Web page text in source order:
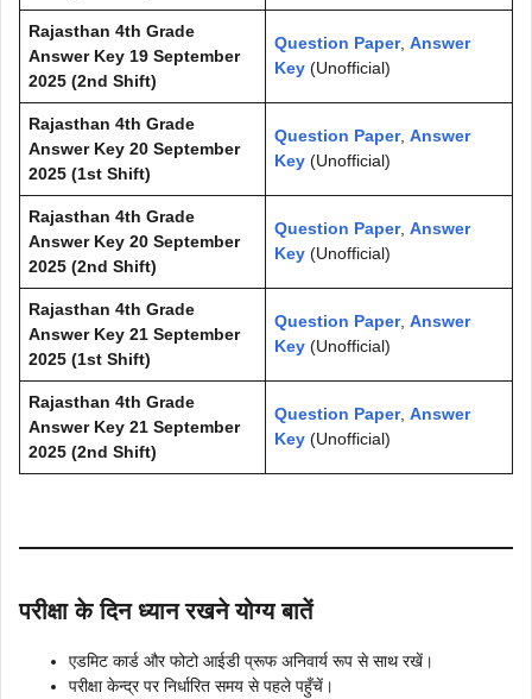
Rajasthan 4th Grade
Answer Key 19 September
2025 (2nd Shift)
Question Paper, Answer
Key (Unofficial)
Rajasthan 4th Grade
Answer Key 20 September
2025 (1st Shift)
Question Paper, Answer
Key (Unofficial)
Rajasthan 4th Grade
Answer Key 20 September
2025 (2nd Shift)
Question Paper, Answer
Key (Unofficial)
Rajasthan 4th Grade
Answer Key 21 September
2025 (1st Shift)
Question Paper, Answer
Key (Unofficial)
Rajasthan 4th Grade
Answer Key 21 September
2025 (2nd Shift)
Question Paper, Answer
Key (Unofficial)
परीक्षा के दिन ध्यान रखने योग्य बातें
एडमिट कार्ड और फोटो आईडी प्रूफ अनिवार्य रूप से साथ रखें।
परीक्षा केन्द्र पर निर्धारित समय से पहले पहुँचें।